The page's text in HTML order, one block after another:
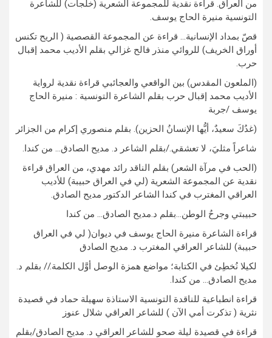
من العراق. قراءة نقدية للمجموعة الشعرية (خلجات) للشاعرة
التونسية منيرة الحاج يوسف.
قصّ بمداد الإنسانية… قراءة عن المجموعة القصصية ( الريح تكنس
أوراق الخريف) للروائي منذر فالح غزالي بقلم الأديب محمد إقبال
حرب.
(الملعون المقدس) بين الواقعي والعجائبي قراءة نقدية لرواية
الأديب محمد إقبال حرب بقلم الشاعرة التونسية : منيرة الحاج
يوسف /جربة
(غدُكَ سعيدٌ، أيُّها الإنسانُ الحزين). بقلم منصوري إكرام من الجزائر
شاعراً مثليَ، لا تعشقي./بقلم الشاعر د. مديح الصادق… من كندا.
(الحب في مرآة الشعر) بقلم الناقد رائد مهدي، من العراق قراءة
نقدية عن المجموعة الشعرية (لي في العراق حبيبة) للأديب
العراقي المغترب في كندا الشاعر الدكتور مديح الصادق.
حبيبتي وجرحُ الوطن…بقلم د.مديح الصادق… من كندا
قراءة الشاعرة منيرة الحاج يوسف في ديوان( لي في العراق
حبيبة) للشاعر العراقي المغترب د. مديح الصادق
لكيلا نُخطِئ في الكتابة؛ مواضع همزة الوصل أوَّل الكلمة.// بقلم د.
مديح الصادق… من كندا.
قراءة انطباعية للناقدة التونسية الاستاذة سهيلة حماد في قصيدة
نثرية ( تذكرت أمي الآن ) للشاعر العراقي شلال عنوز
قراءة في قصيدة ليلة صحو للشاعر العراقي د. مديح الصادق/بقلم